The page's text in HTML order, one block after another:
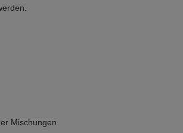
Mischungen.